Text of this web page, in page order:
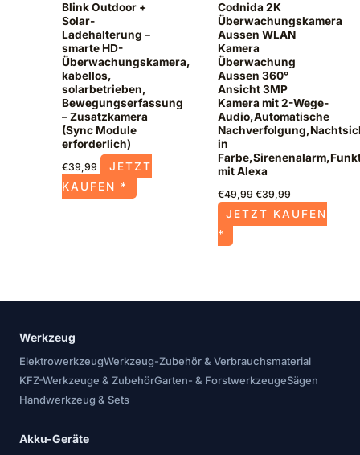
Blink Outdoor +
Solar-
Ladehalterung –
smarte HD-
Überwachungskamera,
kabellos,
solarbetrieben,
Bewegungserfassung
– Zusatzkamera
(Sync Module
erforderlich)
€39,99
JETZT
KAUFEN *
Codnida 2K
Überwachungskamera
Aussen WLAN
Kamera
Überwachung
Aussen 360°
Ansicht 3MP
Kamera mit 2-Wege-
Audio,Automatische
in
mit Alexa
€49,99 €39,99
JETZT KAUFEN
*
Werkzeug
ElektrowerkzeugWerkzeug-Zubehör & Verbrauchsmaterial
KFZ-Werkzeuge & ZubehörGarten- & ForstwerkzeugeSägen
Handwerkzeug & Sets
Akku-Geräte